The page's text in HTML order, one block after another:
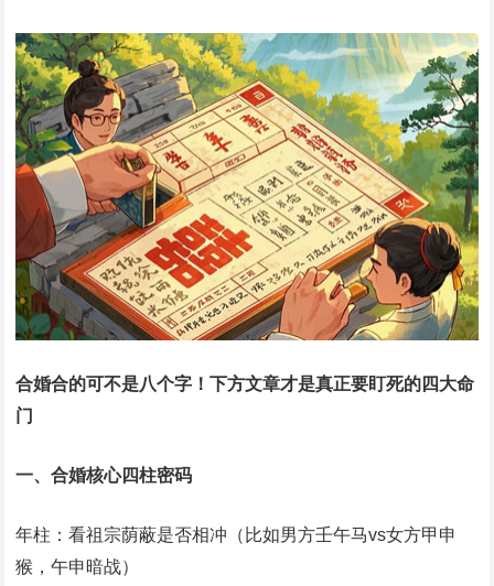
合婚合的可不是八个字！下方文章才是真正要盯死的四大命
门
一、合婚核心四柱密码
年柱：看祖宗荫蔽是否相冲（比如男方壬午马vs女方甲申
猴，午申暗战）